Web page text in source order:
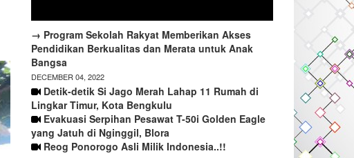
→ Program Sekolah Rakyat Memberikan Akses
Pendidikan Berkualitas dan Merata untuk Anak
Bangsa
DECEMBER 04, 2022
Detik-detik Si Jago Merah Lahap 11 Rumah di
Lingkar Timur, Kota Bengkulu
Evakuasi Serpihan Pesawat T-50i Golden Eagle
yang Jatuh di Nginggil, Blora
Reog Ponorogo Asli Milik Indonesia..!!